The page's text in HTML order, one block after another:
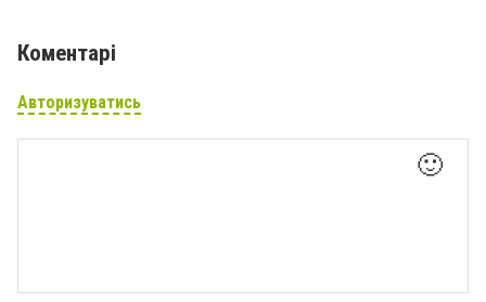
Коментарі
Авторизуватись
🙂